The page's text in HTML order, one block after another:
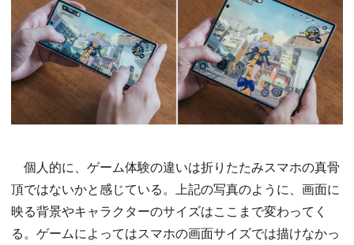
個人的に、ゲーム体験の違いは折りたたみスマホの真骨
頂ではないかと感じている。上記の写真のように、画面に
映る背景やキャラクターのサイズはここまで変わってく
る。ゲームによってはスマホの画面サイズでは描けなかっ